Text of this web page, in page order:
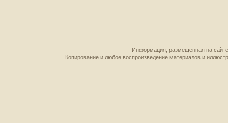
Информация, размещенная на
Копирование и любое воспроизведение материалов и